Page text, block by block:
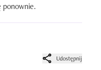
ponownie.
Udostępnij